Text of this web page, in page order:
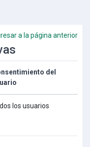
a la página anterior
del
los usuarios